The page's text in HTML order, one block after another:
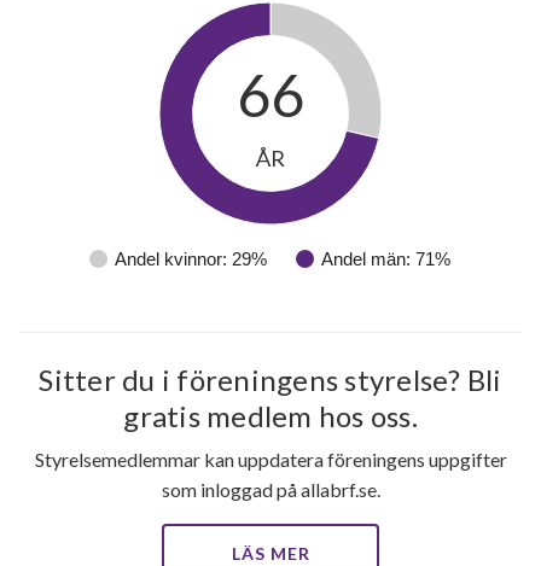
Andel kvinnor: 29% Andel män: 71%
66
ÅR
Sitter du i föreningens styrelse? Bli
gratis medlem hos oss.
Styrelsemedlemmar kan uppdatera föreningens uppgifter
som inloggad på allabrf.se.
LÄS MER